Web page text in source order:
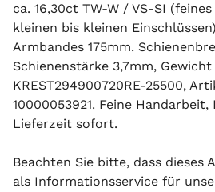
ca. 16,30ct TW-W / VS-SI
kleinen bis kleinen
Armbandes 175mm.
Schienenstärke 3,7mm, Gewicht
KREST294900720RE-25500,
10000053921. Feine
Lieferzeit sofort.
Beachten Sie bitte, dass dieses
als Informationsservice für